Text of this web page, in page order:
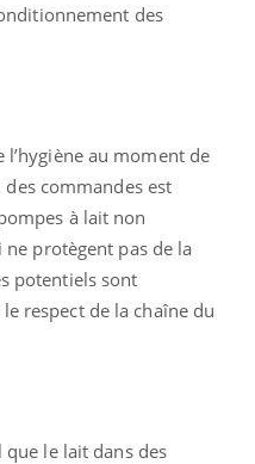
des
l’hygiène au moment de
commandes est
à lait non
ne protègent pas de la
potentiels sont
respect de la chaîne du
le lait dans des